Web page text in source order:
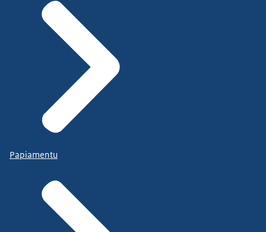
Papiamentu